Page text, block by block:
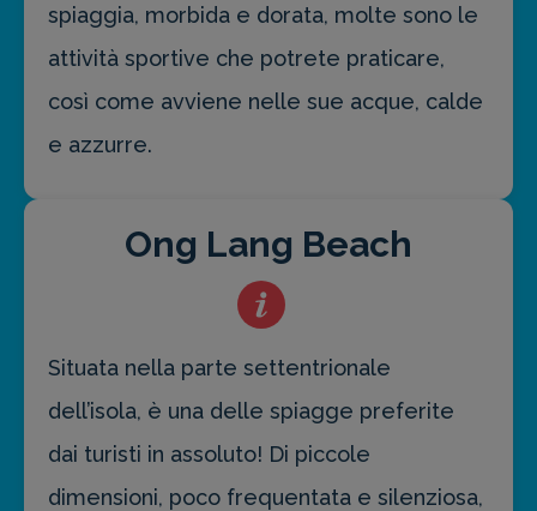
spiaggia, morbida e dorata, molte sono le
attività sportive che potrete praticare,
così come avviene nelle sue acque, calde
e azzurre.
Ong Lang Beach
Situata nella parte settentrionale
dell’isola, è una delle spiagge preferite
dai turisti in assoluto! Di piccole
dimensioni, poco frequentata e silenziosa,